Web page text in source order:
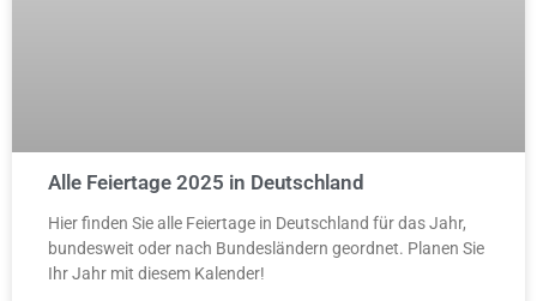
Alle Feiertage 2025 in Deutschland
Hier finden Sie alle Feiertage in Deutschland für das Jahr,
bundesweit oder nach Bundesländern geordnet. Planen Sie
Ihr Jahr mit diesem Kalender!